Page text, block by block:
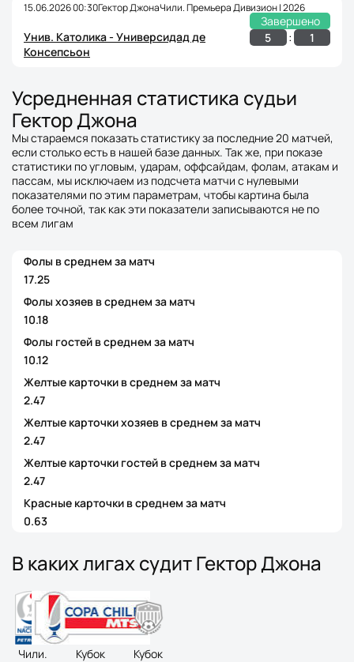
15.06.2026 00:30Гектор ДжонаЧили. Премьера Дивизион | 2026
Завершено
Унив. Католика - Универсидад де
Консепсьон
5 : 1
Усредненная статистика судьи
Гектор Джона
Мы стараемся показать статистику за последние 20 матчей,
если столько есть в нашей базе данных. Так же, при показе
статистики по угловым, ударам, оффсайдам, фолам, атакам и
пассам, мы исключаем из подсчета матчи с нулевыми
показателями по этим параметрам, чтобы картина была
более точной, так как эти показатели записываются не по
всем лигам
Фолы в среднем за матч
17.25
Фолы хозяев в среднем за матч
10.18
Фолы гостей в среднем за матч
10.12
Желтые карточки в среднем за матч
2.47
Желтые карточки хозяев в среднем за матч
2.47
Желтые карточки гостей в среднем за матч
2.47
Красные карточки в среднем за матч
0.63
В каких лигах судит Гектор Джона
Чили.
Кубок
Кубок